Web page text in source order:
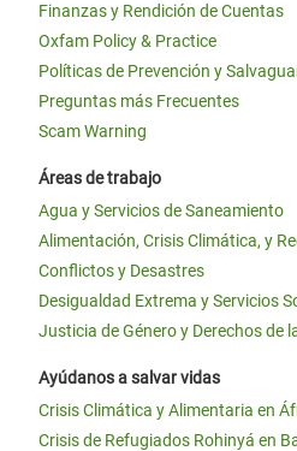
Finanzas y Rendición de Cuentas
Oxfam Policy & Practice
Políticas de Prevención y
Preguntas más Frecuentes
Scam Warning
Áreas de trabajo
Agua y Servicios de Saneamiento
Alimentación, Crisis Climática, y
Conflictos y Desastres
Desigualdad Extrema y Servicios
Justicia de Género y Derechos de
Ayúdanos a salvar vidas
Crisis Climática y Alimentaria en
Crisis de Refugiados Rohinyá en